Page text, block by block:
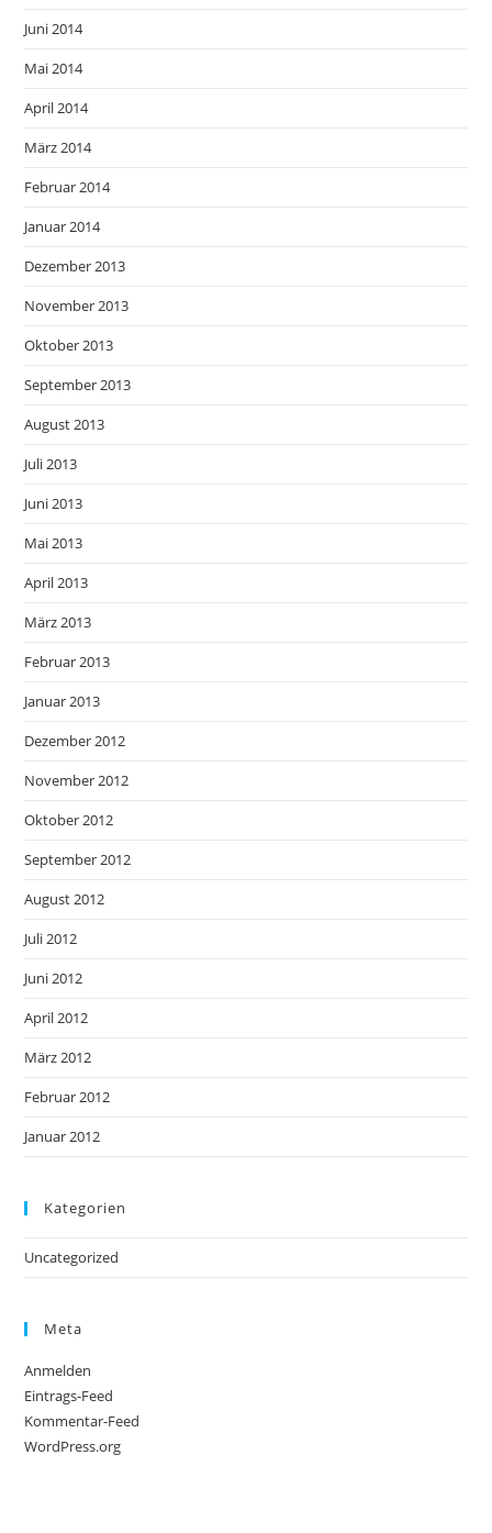
Juni 2014
Mai 2014
April 2014
März 2014
Februar 2014
Januar 2014
Dezember 2013
November 2013
Oktober 2013
September 2013
August 2013
Juli 2013
Juni 2013
Mai 2013
April 2013
März 2013
Februar 2013
Januar 2013
Dezember 2012
November 2012
Oktober 2012
September 2012
August 2012
Juli 2012
Juni 2012
April 2012
März 2012
Februar 2012
Januar 2012
Kategorien
Uncategorized
Meta
Anmelden
Eintrags-Feed
Kommentar-Feed
WordPress.org